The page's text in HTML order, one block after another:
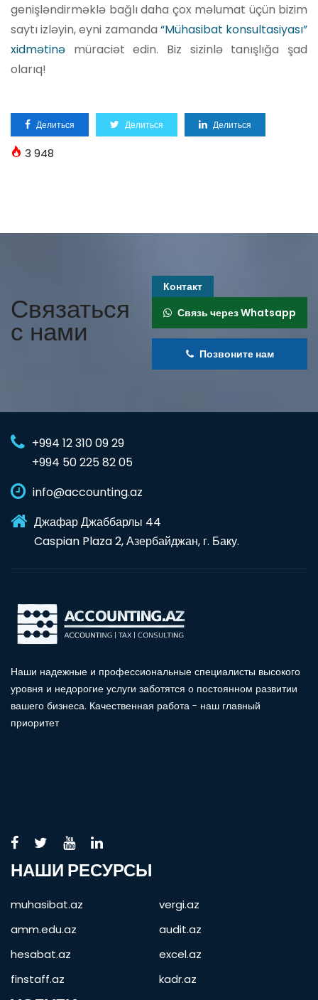
genişləndirməklə bağlı daha çox məlumat üçün bizim
saytı izləyin, eyni zamanda “Mühasibat konsultasiyası”
xidmətinə müraciət edin. Biz sizinlə tanışlığa şad
olarıq!
Делиться Делиться Делиться
3 948
Связаться
с нами
Контакт
Связь через Whatsapp
Позвоните нам
+994 12 310 09 29
+994 50 225 82 05
info@accounting.az
Джафар Джаббарлы 44
Caspian Plaza 2, Азербайджан, г. Баку.
Наши надежные и профессиональные специалисты высокого
уровня и недорогие услуги заботятся о постоянном развитии
вашего бизнеса. Качественная работа - наш главный
приоритет
НАШИ РЕСУРСЫ
muhasibat.az
vergi.az
amm.edu.az
audit.az
hesabat.az
excel.az
finstaff.az
kadr.az